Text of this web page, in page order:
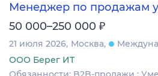
Менеджер по продажам
50 000–250 000 ₽
21 июля 2026 Москва
ООО Берег ИТ